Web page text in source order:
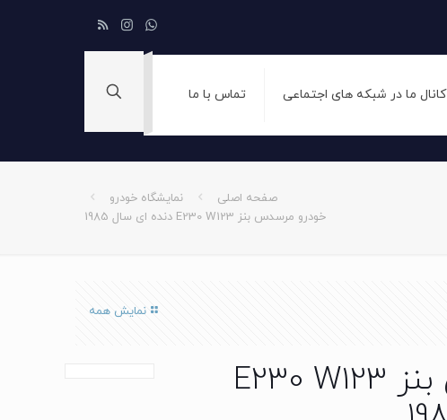
کانال ما در شبکه های اجتماعی تماس با ما
صفحه اصلی
نمایشگاه خودرو
خودرو مرسدس بنز E230 W123 دنده ای سال 1985
نمایش همه
خودرو مرسدس بنز E230 W123